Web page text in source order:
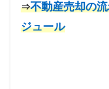
⇒不動産売却の
ジュール